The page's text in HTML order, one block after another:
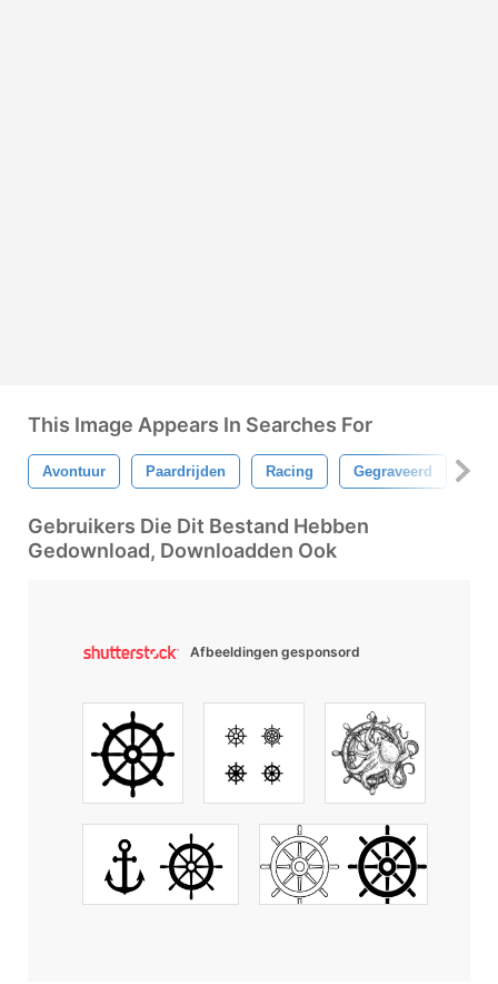
This Image Appears In Searches For
Avontuur Paardrijden Racing Gegraveerd
Gebruikers Die Dit Bestand Hebben
Gedownload, Downloadden Ook
Afbeeldingen gesponsord